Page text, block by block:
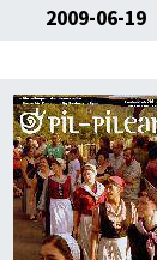
2009-06-19